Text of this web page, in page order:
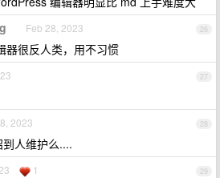
26
Feb 28, 2023
器很反人类，用不习惯
27
28
2023
人维护么....
29
1